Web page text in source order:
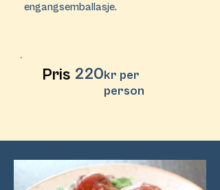
engangsemballasje.
Pris 220kr per
person